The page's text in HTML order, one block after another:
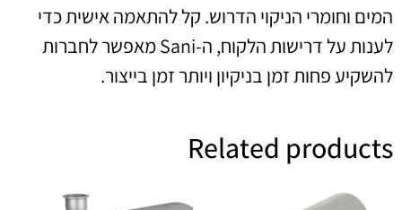
המים וחומרי הניקוי הדרוש. קל להתאמה אישית כדי
לענות על דרישות הלקוח, ה-Sani מאפשר לחברות
להשקיע פחות זמן בניקיון ויותר זמן בייצור.
Related products